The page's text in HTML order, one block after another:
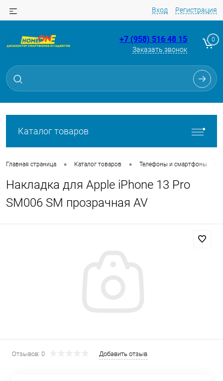
Вход Регистрация
+7 (958) 516 48 15
Заказать звонок
0
Каталог товаров
Главная страница • Каталог товаров • Телефоны и смартфоны
Накладка для Apple iPhone 13 Pro
SM006 SM прозрачная AV
Отзывов: 0 Добавить отзыв
Для клиентов всех банков
Разбейте
без переплат
Сегодня
выбранный способом